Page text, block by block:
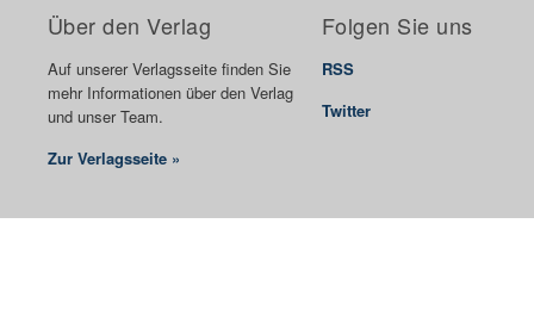
Über den Verlag
Auf unserer Verlagsseite finden Sie
mehr Informationen über den Verlag
und unser Team.
Zur Verlagsseite »
Folgen Sie uns
RSS
Twitter